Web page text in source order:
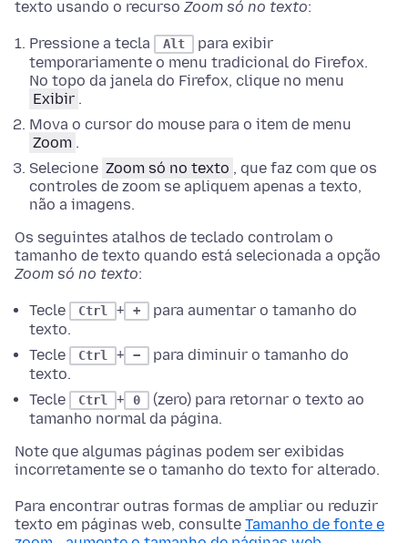
texto usando o recurso Zoom só no texto:
Pressione a tecla Alt
para exibir
temporariamente o menu tradicional do Firefox.
No topo da janela do Firefox, clique no menu
Exibir .
Mova o cursor do mouse para o item de menu
Zoom .
Selecione Zoom só no texto , que faz com que os
controles de zoom se apliquem apenas a texto,
não a imagens.
Os seguintes atalhos de teclado controlam o
tamanho de texto quando está selecionada a opção
Zoom só no texto:
Tecle Ctrl + +
para aumentar o tamanho do
texto.
Tecle
Ctrl + −
para diminuir o tamanho do
texto.
Tecle
Ctrl + 0
(zero) para retornar o texto ao
tamanho normal da página.
Note que algumas páginas podem ser exibidas
incorretamente se o tamanho do texto for alterado.
Para encontrar outras formas de ampliar ou reduzir
texto em páginas web, consulte Tamanho de fonte e